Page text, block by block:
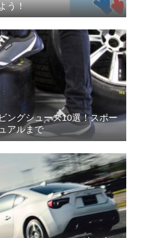
う！
ングシューズ10選！スポー
アルまで